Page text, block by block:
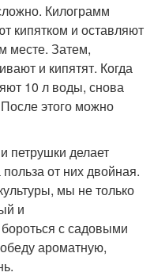
Килограмм
кипятком и оставляют
месте. Затем,
и кипятят. Когда
10 л воды, снова
этого можно
петрушки делает
от них двойная.
мы не только
и
с садовыми
ароматную,